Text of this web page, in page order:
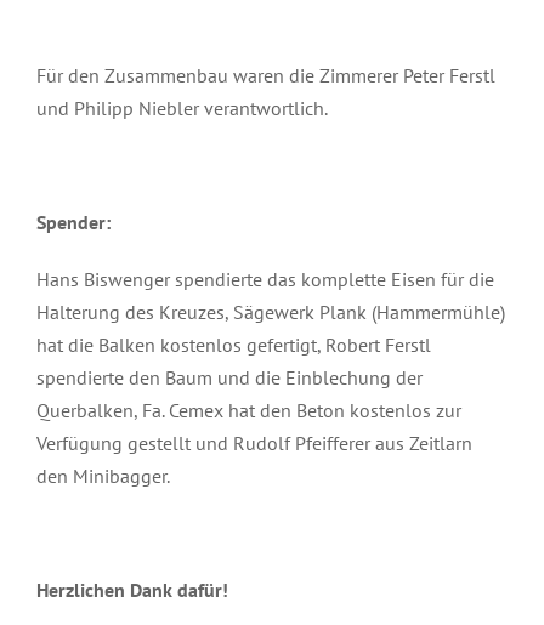
Für den Zusammenbau waren die Zimmerer Peter Ferstl
und Philipp Niebler verantwortlich.
Spender:
Hans Biswenger spendierte das komplette Eisen für die
Halterung des Kreuzes, Sägewerk Plank (Hammermühle)
hat die Balken kostenlos gefertigt, Robert Ferstl
spendierte den Baum und die Einblechung der
Querbalken, Fa. Cemex hat den Beton kostenlos zur
Verfügung gestellt und Rudolf Pfeifferer aus Zeitlarn
den Minibagger.
Herzlichen Dank dafür!